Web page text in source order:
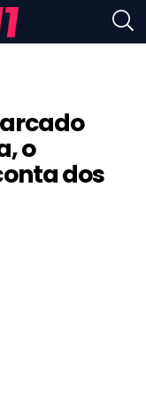
o
dos